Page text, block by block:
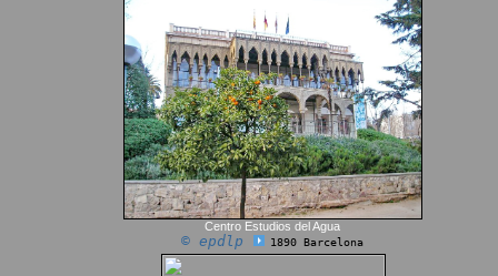
Centro Estudios del Agua
© epdlp 1890 Barcelona